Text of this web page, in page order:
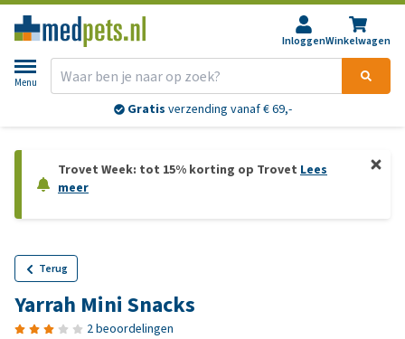
InloggenWinkelwagen
Menu
Gratis verzending vanaf € 69,-
Trovet Week: tot 15% korting op Trovet Lees
meer
Terug
Yarrah Mini Snacks
2 beoordelingen